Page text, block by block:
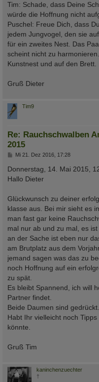
Tim: Schade, dass Deine
würde die Hoffnung nicht
Puschel: Freue Dich, dass
jedem Jungvogel, den sie
für ein zweites Nest. Das
scheint nicht zu
Kunstnest und auf den Brett.
Gruß Dieter
Tim9
Re: Rauchschwalben
2015
B
i
t
r
Mi 21. Dez 2016, 17:28
Donnerstag, 14. Mai 2015,
Hallo Dieter
Glückwunsch zu deiner
klasse aus. Bei mir sieht es
man fast gar keine
mal nur ab und zu mal, es
an der Sache ist eben nur
am Brutplatz aus dem
jemand sagen was das zu
noch Hoffnung auf ein
zu spät.
Es bleibt Spannend, ich will
Partner findet.
Beide Daumen sind gedrückt.
Habt Ihr vielleicht noch
könnte.
Gruß Tim
kaninchenzuechter
†